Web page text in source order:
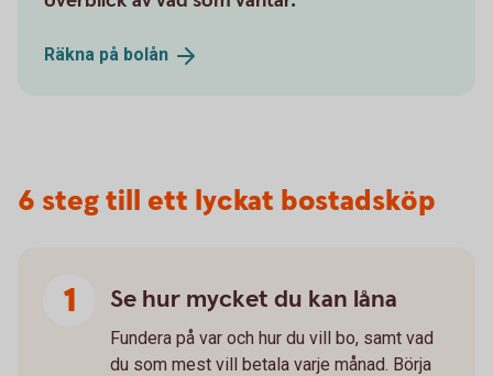
Räkna på bolån
6 steg till ett lyckat bostadsköp
Se hur mycket du kan låna
Fundera på var och hur du vill bo, samt vad
du som mest vill betala varje månad. Börja